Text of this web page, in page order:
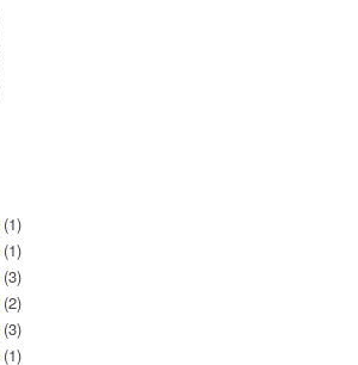
(1)
(1)
(3)
(2)
(3)
(1)